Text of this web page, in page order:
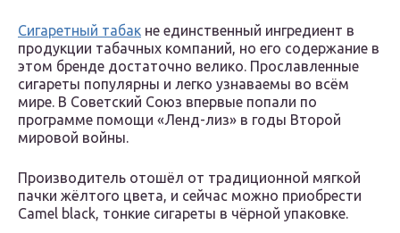
Сигаретный табак не единственный ингредиент в
продукции табачных компаний, но его содержание в
этом бренде достаточно велико. Прославленные
сигареты популярны и легко узнаваемы во всём
мире. В Советский Союз впервые попали по
программе помощи «Ленд-лиз» в годы Второй
мировой войны.
Производитель отошёл от традиционной мягкой
пачки жёлтого цвета, и сейчас можно приобрести
Camel black, тонкие сигареты в чёрной упаковке.